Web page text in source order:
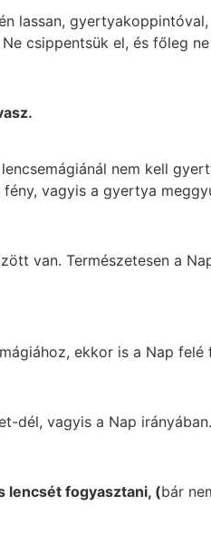
lassan,
csippentsük el, és főleg
nem kell
vagyis a gyertya
van. Természetesen a
ekkor is a Nap felé
dél, vagyis a Nap irányában.
lencsét fogyasztani, (bár